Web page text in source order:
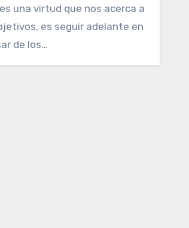
una virtud que nos acerca a
es seguir adelante en
de los…